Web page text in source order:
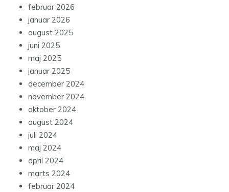
februar 2026
januar 2026
august 2025
juni 2025
maj 2025
januar 2025
december 2024
november 2024
oktober 2024
august 2024
juli 2024
maj 2024
april 2024
marts 2024
februar 2024